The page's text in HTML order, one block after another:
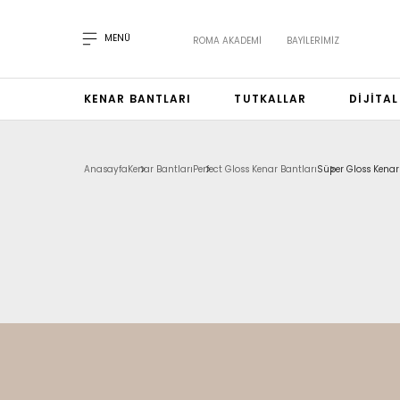
MENÜ ROMA AKADEMI BAYILERIMIZ
KENAR BANTLARI TUTKALLAR DIJITAL
AnasayfaKenar BantlarıPerfect Gloss Kenar BantlarıSüper Gloss